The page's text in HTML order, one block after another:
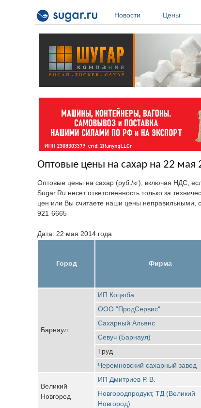
Новости
Цены
Оптовые цены на сахар на 22 мая
Оптовые цены на сахар (руб./кг), включая НДС,
Sugar.Ru несет ответственность только за
цен или Вы считаете наши цены неправильными,
921-6665
Дата: 22 мая 2014 года
Город Фирма
Барнаул
ИП Коцюба
ООО "ПродСервис"
Сахарный Альянс
Севуч (Барнаул)
Труд
Черемновский сахарный завод
Великий
Новгород
ИП Дмитриев Р. В.
Новгородпродукт, ТД (Великий
Новгород)